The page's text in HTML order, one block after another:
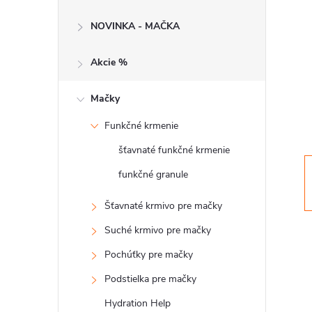
NOVINKA - MAČKA
Akcie %
Mačky
Funkčné krmenie
šťavnaté funkčné krmenie
funkčné granule
Šťavnaté krmivo pre mačky
Suché krmivo pre mačky
Pochúťky pre mačky
Podstielka pre mačky
Hydration Help